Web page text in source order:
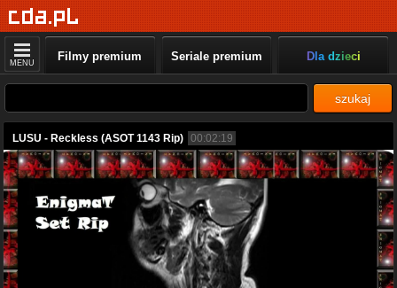
MENU Filmy premium Seriale premium Dla dzieci
szukaj
LUSU - Reckless (ASOT 1143 Rip) 00:02:19